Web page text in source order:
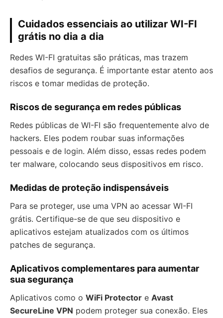
Cuidados essenciais ao utilizar WI-FI
grátis no dia a dia
Redes WI-FI gratuitas são práticas, mas trazem
desafios de segurança. É importante estar atento aos
riscos e tomar medidas de proteção.
Riscos de segurança em redes públicas
Redes públicas de WI-FI são frequentemente alvo de
hackers. Eles podem roubar suas informações
pessoais e de login. Além disso, essas redes podem
ter malware, colocando seus dispositivos em risco.
Medidas de proteção indispensáveis
Para se proteger, use uma VPN ao acessar WI-FI
grátis. Certifique-se de que seu dispositivo e
aplicativos estejam atualizados com os últimos
patches de segurança.
Aplicativos complementares para aumentar
sua segurança
Aplicativos como o WiFi Protector e Avast
SecureLine VPN podem proteger sua conexão. Eles